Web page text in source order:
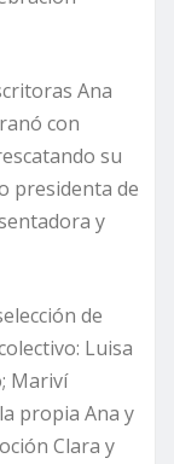
Ana
con
su
presidenta de
y
de
Luisa
Mariví
propia Ana y
Clara y